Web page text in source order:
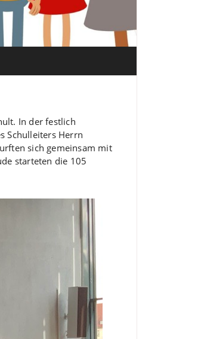
In der festlich
Schulleiters Herrn
sich gemeinsam mit
starteten die 105